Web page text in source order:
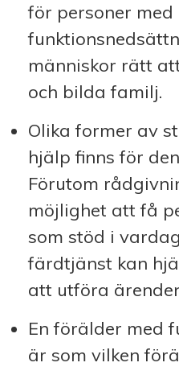
för personer med
människor rätt
och bilda familj.
Olika former av
hjälp finns för
Förutom
möjlighet att få
som stöd i
färdtjänst kan
att utföra
En förälder med
är som vilken